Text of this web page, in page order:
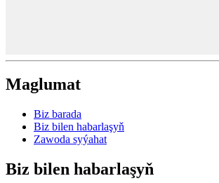
Maglumat
Biz barada
Biz bilen habarlaşyň
Zawoda syýahat
Biz bilen habarlaşyň